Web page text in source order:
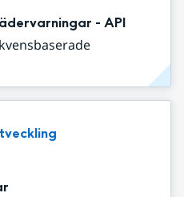
- API